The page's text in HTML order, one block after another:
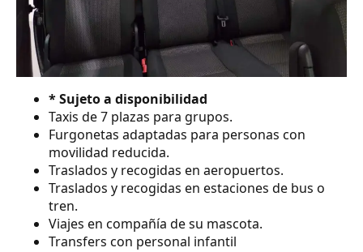
* Sujeto a disponibilidad
Taxis de 7 plazas para grupos.
Furgonetas adaptadas para personas con
movilidad reducida.
Traslados y recogidas en aeropuertos.
Traslados y recogidas en estaciones de bus o
tren.
Viajes en compañía de su mascota.
Transfers con personal infantil